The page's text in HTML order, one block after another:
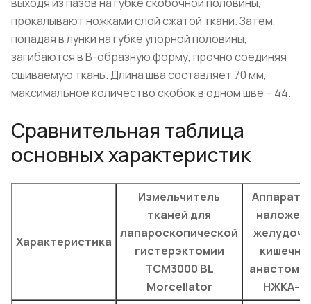
прокалывают ножками слой сжатой ткани. Затем,
попадая в лунки на губке упорной половины,
загибаются в В-образную форму, прочно соединяя
сшиваемую ткань. Длина шва составляет 70 мм,
максимальное количество скобок в одном шве – 44.
Сравнительная таблица
основных характеристик
Характеристика
Измельчитель
тканей для
лапароскопической
гистерэктомии
TCM3000 BL
Morcellator
Аппарат
НЖКА-